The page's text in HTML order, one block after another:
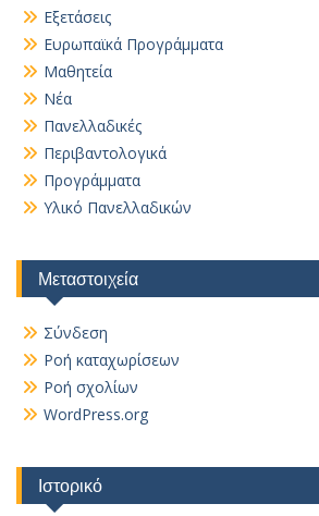
Εξετάσεις
Ευρωπαϊκά Προγράμματα
Μαθητεία
Νέα
Πανελλαδικές
Περιβαντολογικά
Προγράμματα
Υλικό Πανελλαδικών
Μεταστοιχεία
Σύνδεση
Ροή καταχωρίσεων
Ροή σχολίων
WordPress.org
Ιστορικό